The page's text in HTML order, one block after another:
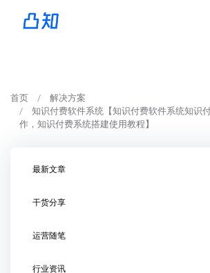
首页
解决方案
知识付费软件系统【知识付费软件系统知识
作，知识付费系统搭建使用教程】
最新文章
干货分享
运营随笔
行业资讯